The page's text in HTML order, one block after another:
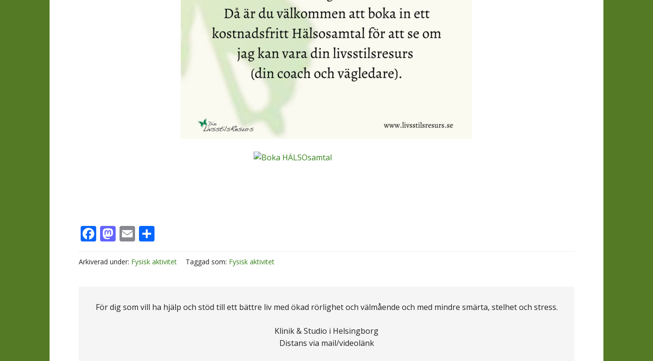
Facebook
Mastodon
Email
Arkiverad under: Fysisk aktivitet Taggad som: Fysisk aktivitet
För dig som vill ha hjälp och stöd till ett bättre liv med ökad rörlighet och välmående och med mindre smärta, stelhet och stress.
Klinik & Studio i Helsingborg
Distans via mail/videolänk